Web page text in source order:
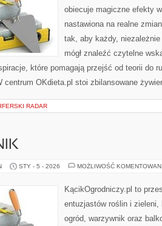
obiecuje magiczne efekty
nastawiona na realne
tak, aby każdy,
mógł znaleźć czytelne
które pomagają przejść od teorii do
centrum OKdieta.pl stoi zbilansowane
RADAR
STY - 5 - 2026 MOŻLIWOŚĆ
KącikOgrodniczy.pl to
entuzjastów roślin i
ogród, warzywnik oraz